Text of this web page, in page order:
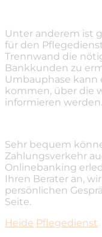
Unter anderem ist
für den
Trennwand die
Bankkunden zu
Umbauphase kann
kommen, über die
informieren werden.
Sehr bequem
Zahlungsverkehr
Onlinebanking
Ihren Berater an,
persönlichen
Seite.
Heide Pflegedienst